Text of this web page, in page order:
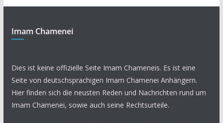
Imam Chamenei
Dies ist keine offizielle Seite Imam Chameneis. Es ist eine
Seite von deutschsprachigen Imam Chamenei Anhängern.
Hier finden sich die neusten Reden und Nachrichten rund um
Imam Chamenei, sowie auch seine Rechtsurteile.